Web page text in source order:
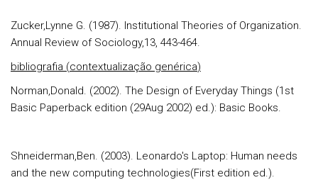
Zucker,Lynne G. (1987). Institutional Theories of Organization.
Annual Review of Sociology,13, 443-464.
bibliografia (contextualização genérica)
Norman,Donald. (2002). The Design of Everyday Things (1st
Basic Paperback edition (29Aug 2002) ed.): Basic Books.
Shneiderman,Ben. (2003). Leonardo's Laptop: Human needs
and the new computing technologies(First edition ed.).